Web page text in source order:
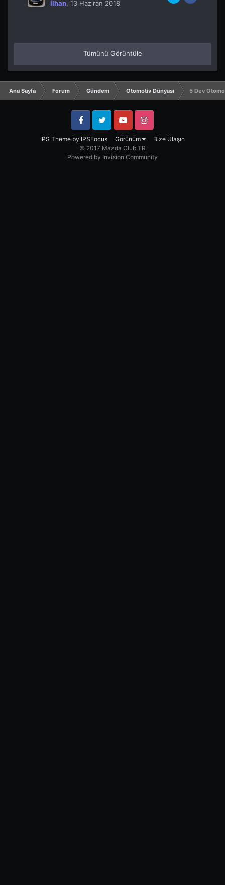
İlhan, 13 Haziran 2018
Tümünü Görüntüle
Ana Sayfa Forum Gündem Otomotiv Dünyası 5 Dev
IPS Theme by IPSFocus Görünüm Bize Ulaşın
FacebookTwitter YouTube Instagram
© 2017 Mazda Club TR
Powered by Invision Community